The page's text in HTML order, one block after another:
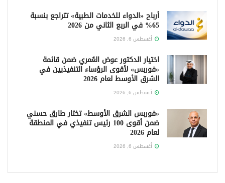
أرباح «الدواء للخدمات الطبية» تتراجع بنسبة
65% في الربع الثاني من 2026
أغسطس 6, 2026
اختيار الدكتور عوض العُمري ضمن قائمة
«فوربس» لأقوى الرؤساء التنفيذيين في
الشرق الأوسط لعام 2026
أغسطس 6, 2026
«فوربس الشرق الأوسط» تختار طارق حسني
ضمن أقوى 100 رئيس تنفيذي في المنطقة
لعام 2026
أغسطس 6, 2026